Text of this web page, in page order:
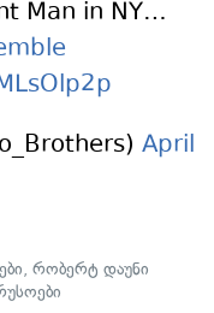
Man in NY…
April
, რობერტ დაუნი